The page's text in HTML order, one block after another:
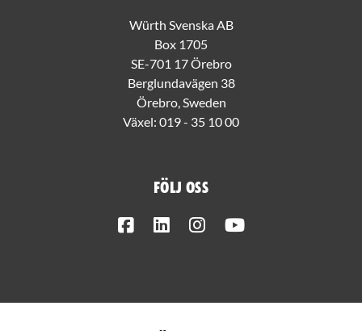
Würth Svenska AB
Box 1705
SE-701 17 Örebro
Berglundavägen 38
Örebro, Sweden
Växel: 019 - 35 10 00
Följ oss
FacebookLinkedInInstagram